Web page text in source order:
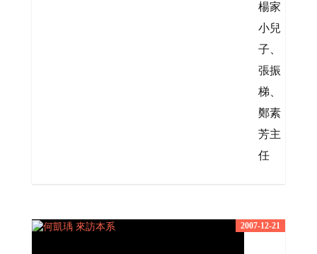
楊家
小兒
子、
張振
梯、
鄭素
芳主
任
2007-12-21